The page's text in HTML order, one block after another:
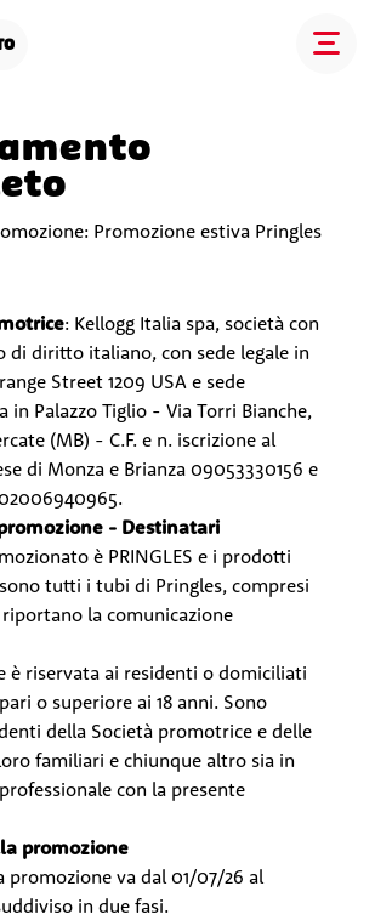
Promozione estiva Pringles
: Kellogg Italia spa, società con
di diritto italiano, con sede legale in
Street 1209 USA e sede
in Palazzo Tiglio - Via Torri Bianche,
(MB) - C.F. e n. iscrizione al
di Monza e Brianza 09053330156 e
- Destinatari
è PRINGLES e i prodotti
tutti i tubi di Pringles, compresi
la comunicazione
è riservata ai residenti o domiciliati
o superiore ai 18 anni. Sono
della Società promotrice e delle
familiari e chiunque altro sia in
con la presente
promozione
promozione va dal 01/07/26 al
in due fasi.